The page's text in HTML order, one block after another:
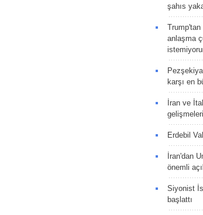
şahıs
Trump'tan
anlaşma
karşı en
İran ve
Erdebil
İran'dan
önemli
Siyonist
başlattı